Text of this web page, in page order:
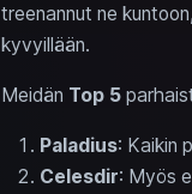
treenannut ne
kyvyillään.
Meidän Top 5
Paladius: Kaikin
Celesdir: Myös